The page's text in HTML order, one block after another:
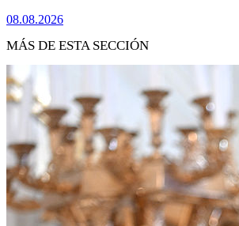
08.08.2026
MÁS DE ESTA SECCIÓN